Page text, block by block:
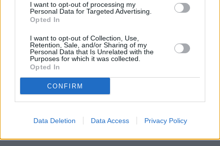
I want to opt-out of processing my
Personal Data for Targeted Advertising.
Opted In
I want to opt-out of Collection, Use,
Retention, Sale, and/or Sharing of my
Personal Data that Is Unrelated with the
Purposes for which it was collected.
Opted In
CONFIRM
Data Deletion Data Access Privacy Policy
O webu parabola.cz•O souborech cookies•
Dovolená u moře•Bazény